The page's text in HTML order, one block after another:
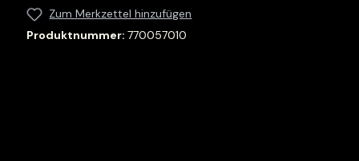
Zum Merkzettel hinzufügen
Produktnummer:770057010